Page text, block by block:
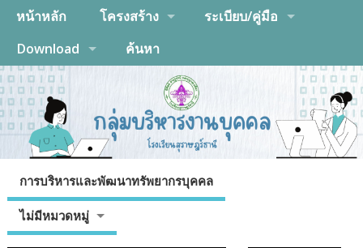
หน้าหลัก โครงสร้าง
ระเบียบ/คู่มือ
Download
ค้นหา
การบริหารและพัฒนาทรัพยากรบุคคล
ไม่มีหมวดหมู่